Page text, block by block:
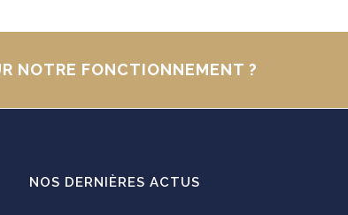
NOTRE FONCTIONNEMENT ?
NOS DERNIÈRES ACTUS